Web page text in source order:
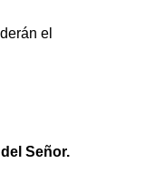
el
Señor.